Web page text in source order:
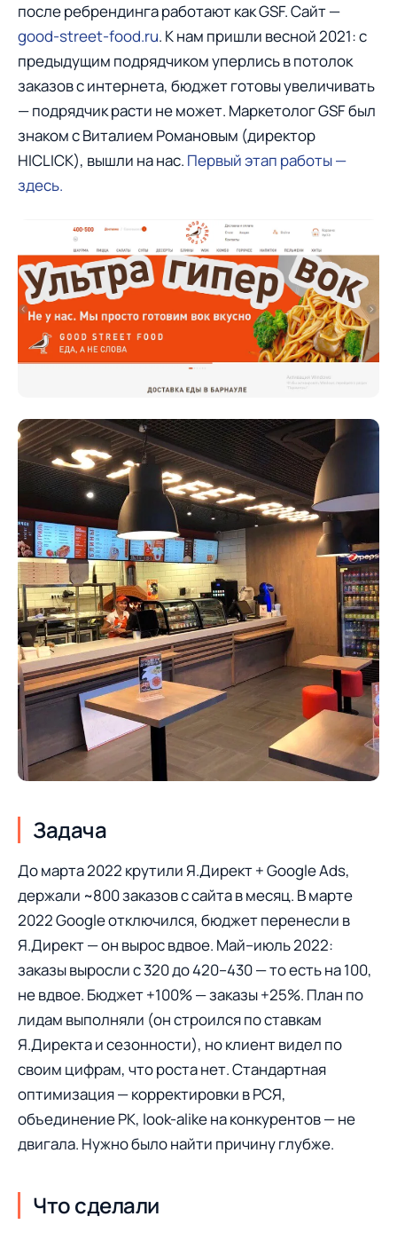
после ребрендинга работают как GSF. Сайт —
good-street-food.ru. К нам пришли весной 2021: с
предыдущим подрядчиком уперлись в потолок
заказов с интернета, бюджет готовы увеличивать
— подрядчик расти не может. Маркетолог GSF был
знаком с Виталием Романовым (директор
HICLICK), вышли на нас. Первый этап работы —
здесь.
Задача
До марта 2022 крутили Я.Директ + Google Ads,
держали ~800 заказов с сайта в месяц. В марте
2022 Google отключился, бюджет перенесли в
Я.Директ — он вырос вдвое. Май–июль 2022:
заказы выросли с 320 до 420–430 — то есть на 100,
не вдвое. Бюджет +100% — заказы +25%. План по
лидам выполняли (он строился по ставкам
Я.Директа и сезонности), но клиент видел по
своим цифрам, что роста нет. Стандартная
оптимизация — корректировки в РСЯ,
объединение РК, look-alike на конкурентов — не
двигала. Нужно было найти причину глубже.
Что сделали